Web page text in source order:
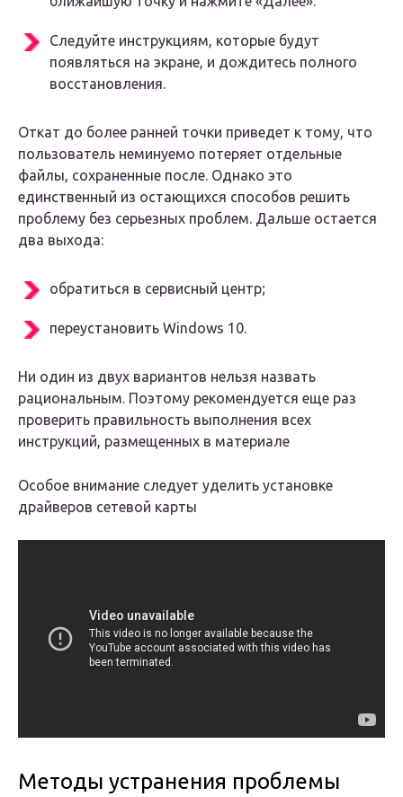
Следуйте инструкциям, которые будут
появляться на экране, и дождитесь полного
восстановления.
Откат до более ранней точки приведет к тому, что
пользователь неминуемо потеряет отдельные
файлы, сохраненные после. Однако это
единственный из остающихся способов решить
проблему без серьезных проблем. Дальше остается
два выхода:
обратиться в сервисный центр;
переустановить Windows 10.
Ни один из двух вариантов нельзя назвать
рациональным. Поэтому рекомендуется еще раз
проверить правильность выполнения всех
инструкций, размещенных в материале
Особое внимание следует уделить установке
драйверов сетевой карты
Методы устранения проблемы